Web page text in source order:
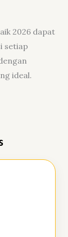
2026 dapat
setiap
ideal.